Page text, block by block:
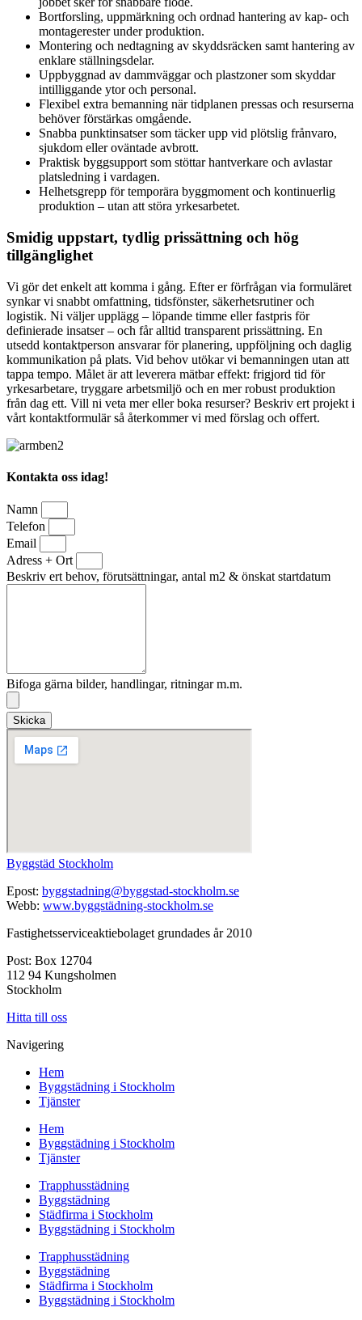
Bortforsling, uppmärkning och ordnad hantering av kap- och
montagerester under produktion.
Montering och nedtagning av skyddsräcken samt hantering av
enklare ställningsdelar.
Uppbyggnad av dammväggar och plastzoner som skyddar
intilliggande ytor och personal.
Flexibel extra bemanning när tidplanen pressas och resurserna
behöver förstärkas omgående.
Snabba punktinsatser som täcker upp vid plötslig frånvaro,
sjukdom eller oväntade avbrott.
Praktisk byggsupport som stöttar hantverkare och avlastar
platsledning i vardagen.
Helhetsgrepp för temporära byggmoment och kontinuerlig
produktion – utan att störa yrkesarbetet.
Smidig uppstart, tydlig prissättning och hög
tillgänglighet
Vi gör det enkelt att komma i gång. Efter er förfrågan via formuläret
synkar vi snabbt omfattning, tidsfönster, säkerhetsrutiner och
logistik. Ni väljer upplägg – löpande timme eller fastpris för
definierade insatser – och får alltid transparent prissättning. En
utsedd kontaktperson ansvarar för planering, uppföljning och daglig
kommunikation på plats. Vid behov utökar vi bemanningen utan att
tappa tempo. Målet är att leverera mätbar effekt: frigjord tid för
yrkesarbetare, tryggare arbetsmiljö och en mer robust produktion
från dag ett. Vill ni veta mer eller boka resurser? Beskriv ert projekt i
vårt kontaktformulär så återkommer vi med förslag och offert.
Kontakta oss idag!
Namn
Telefon
Email
Adress + Ort
Beskriv ert behov, förutsättningar, antal m2 & önskat startdatum
Bifoga gärna bilder, handlingar, ritningar m.m.
Skicka
Byggstäd Stockholm
Epost: byggstadning@byggstad-stockholm.se
Webb: www.byggstädning-stockholm.se
Fastighetsserviceaktiebolaget grundades år 2010
Post: Box 12704
112 94 Kungsholmen
Stockholm
Hitta till oss
Navigering
Hem
Byggstädning i Stockholm
Tjänster
Hem
Byggstädning i Stockholm
Tjänster
Trapphusstädning
Byggstädning
Städfirma i Stockholm
Byggstädning i Stockholm
Trapphusstädning
Byggstädning
Städfirma i Stockholm
Byggstädning i Stockholm